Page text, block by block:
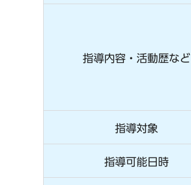
指導内容・活動歴など
指導対象
指導可能日時